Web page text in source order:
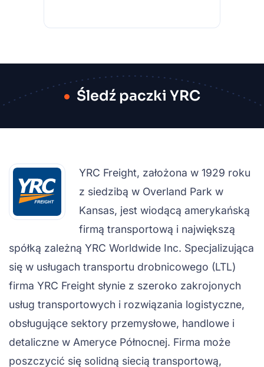
Śledź paczki YRC
YRC Freight, założona w 1929 roku
z siedzibą w Overland Park w
Kansas, jest wiodącą amerykańską
firmą transportową i największą
spółką zależną YRC Worldwide Inc. Specjalizująca
się w usługach transportu drobnicowego (LTL)
firma YRC Freight słynie z szeroko zakrojonych
usług transportowych i rozwiązania logistyczne,
obsługujące sektory przemysłowe, handlowe i
detaliczne w Ameryce Północnej. Firma może
poszczycić się solidną siecią transportową,